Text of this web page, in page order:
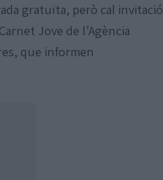
gratuïta, però cal invitació
Jove de l’Agència
que informen